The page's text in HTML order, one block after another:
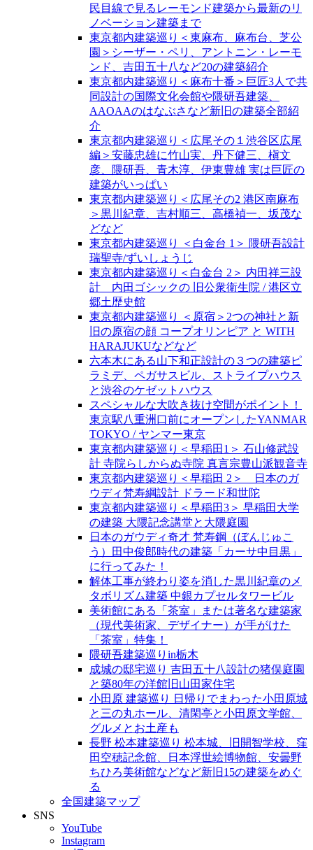
民目線で見るレーモンド建築から最新のリ
ノベーション建築まで
東京都内建築巡り＜東麻布、麻布台、芝公
園＞シーザー・ペリ、アントニン・レーモ
ンド、吉田五十八など20の建築紹介
東京都内建築巡り＜麻布十番＞巨匠3人で共
同設計の国際文化会館や隈研吾建築、
AAOAAのはなぶさなど新旧の建築全部紹
介
東京都内建築巡り＜広尾その１渋谷区広尾
編＞安藤忠雄に竹山実、丹下健三、槇文
彦、隈研吾、青木淳、伊東豊雄 実は巨匠の
建築がいっぱい
東京都内建築巡り＜広尾その2 港区南麻布
＞黒川紀章、吉村順三、高橋禎一、坂茂な
どなど
東京都内建築巡り ＜白金台 1＞ 隈研吾設計
瑞聖寺/ずいしょうじ
東京都内建築巡り＜白金台 2＞ 内田祥三設
計 内田ゴシックの 旧公衆衛生院 / 港区立
郷土歴史館
東京都内建築巡り ＜原宿＞2つの神社と新
旧の原宿の顔 コープオリンピア と WITH
HARAJUKUなどなど
六本木にある山下和正設計の３つの建築ピ
ラミデ、ペガサスビル、ストライプハウス
と渋谷のケゼットハウス
スペシャルな大吹き抜け空間がポイント！
東京駅八重洲口前にオープンしたYANMAR
TOKYO / ヤンマー東京
東京都内建築巡り＜早稲田1＞ 石山修武設
計 寺院らしからぬ寺院 真言宗豊山派観音寺
東京都内建築巡り＜早稲田 2＞ 日本のガ
ウディ梵寿綱設計 ドラード和世陀
東京都内建築巡り＜早稲田3＞ 早稲田大学
の建築 大隈記念講堂と大隈庭園
日本のガウディ奇才 梵寿鋼（ぼんじゅこ
う）田中俊郎時代の建築「カーサ中目黒」
に行ってみた！
解体工事が終わり姿を消した黒川紀章のメ
タボリズム建築 中銀カプセルタワービル
美術館にある「茶室」または著名な建築家
（現代美術家、デザイナー）が手がけた
「茶室」特集！
隈研吾建築巡りin栃木
成城の邸宅巡り 吉田五十八設計の猪俣庭園
と築80年の洋館旧山田家住宅
小田原 建築巡り 日帰りでまわった小田原城
と三の丸ホール、清閑亭と小田原文学館、
グルメとお土産も
長野 松本建築巡り 松本城、旧開智学校、窪
田空穂記念館、日本浮世絵博物館、安曇野
ちひろ美術館などなど新旧15の建築をめぐ
る
全国建築マップ
SNS
YouTube
Instagram